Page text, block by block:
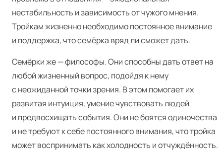
нестабильность и зависимость от чужого мнения.
Тройкам жизненно необходимо постоянное внимание
и поддержка, что семёрка вряд ли сможет дать.
Семёрки же — философы. Они способны дать ответ на
любой жизненный вопрос, подойдя к нему
с неожиданной точки зрения. В этом помогает их
развитая интуиция, умение чувствовать людей
и предвосхищать события. Они не боятся одиночества
и не требуют к себе постоянного внимания, что тройка
может воспринимать как холодность и отчуждённость.